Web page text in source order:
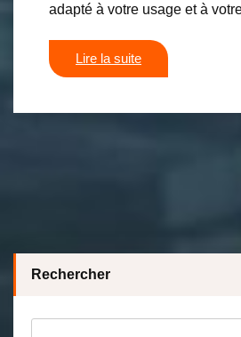
adapté à votre usage et à
Lire la suite
Rechercher